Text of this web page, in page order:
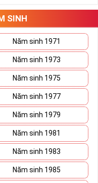
SINH
Năm sinh 1971
Năm sinh 1973
Năm sinh 1975
Năm sinh 1977
Năm sinh 1979
Năm sinh 1981
Năm sinh 1983
Năm sinh 1985